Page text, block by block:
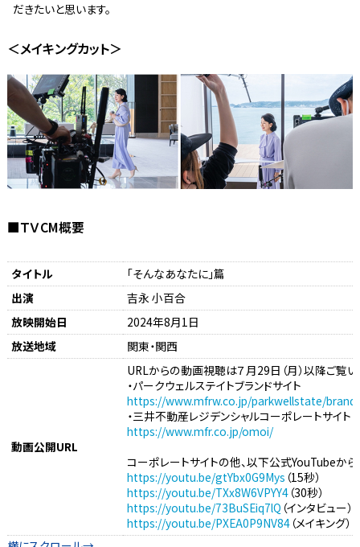
だきたいと思います。
＜メイキングカット＞
■ＴＶCM概要
タイトル
「そんなあなたに」篇
出演
吉永 小百合
放映開始日
2024年8月1日
放送地域
関東・関西
動画公開URL
URLからの動画視聴は７月29日（月）以降ご覧い
・パークウェルステイトブランドサイト
https://www.mfrw.co.jp/parkwellstate/brand/
・三井不動産レジデンシャルコーポレートサイト
https://www.mfr.co.jp/omoi/
コーポレートサイトの他、以下公式YouTubeから
https://youtu.be/gtYbx0G9Mys （15秒）
https://youtu.be/TXx8W6VPYY4（30秒）
https://youtu.be/73BuSEiq7lQ （インタビュー）
https://youtu.be/PXEA0P9NV84（メイキング）